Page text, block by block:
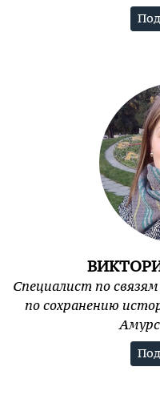
Специалист по
по сохранению